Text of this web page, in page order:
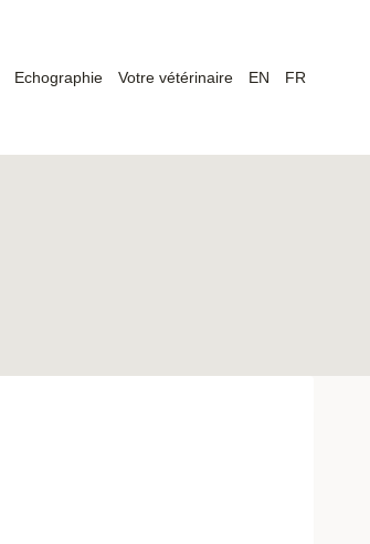
Echographie Votre vétérinaire EN FR